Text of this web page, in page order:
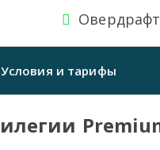
Условия и тарифы